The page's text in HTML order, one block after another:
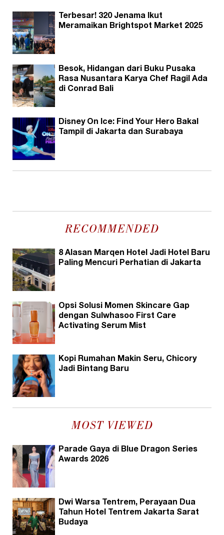
Terbesar! 320 Jenama Ikut
Meramaikan Brightspot Market 2025
Besok, Hidangan dari Buku Pusaka
Rasa Nusantara Karya Chef Ragil Ada
di Conrad Bali
Disney On Ice: Find Your Hero Bakal
Tampil di Jakarta dan Surabaya
RECOMMENDED
8 Alasan Marqen Hotel Jadi Hotel Baru
Paling Mencuri Perhatian di Jakarta
Opsi Solusi Momen Skincare Gap
dengan Sulwhasoo First Care
Activating Serum Mist
Kopi Rumahan Makin Seru, Chicory
Jadi Bintang Baru
MOST VIEWED
Parade Gaya di Blue Dragon Series
Awards 2026
Dwi Warsa Tentrem, Perayaan Dua
Tahun Hotel Tentrem Jakarta Sarat
Budaya